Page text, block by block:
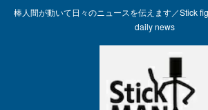
棒人間が動いて日々のニュースを伝えます／Stick
daily news